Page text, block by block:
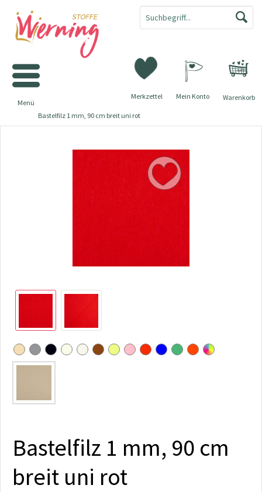
Warenkorb
Merkzettel Mein Konto
Menü
Bastelfilz 1 mm, 90 cm breit uni rot
Bastelfilz 1 mm, 90 cm
breit uni rot